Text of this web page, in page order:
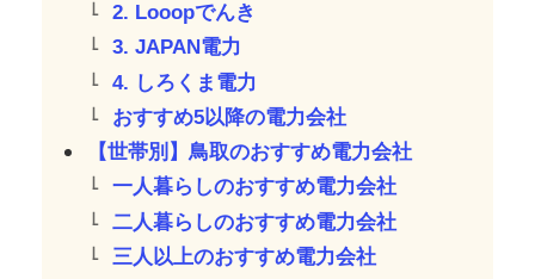
2. Looopでんき
3. JAPAN電力
4. しろくま電力
おすすめ5以降の電力会社
【世帯別】鳥取のおすすめ電力会社
一人暮らしのおすすめ電力会社
二人暮らしのおすすめ電力会社
三人以上のおすすめ電力会社